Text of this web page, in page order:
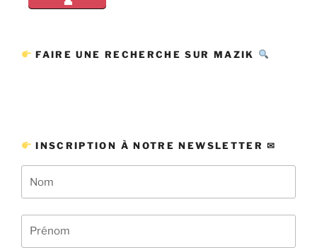
FAIRE UNE RECHERCHE SUR MAZIK
INSCRIPTION À NOTRE NEWSLETTER ✉